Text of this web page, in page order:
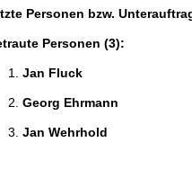
Personen bzw.
Personen (3):
Jan Fluck
Georg Ehrmann
Jan Wehrhold